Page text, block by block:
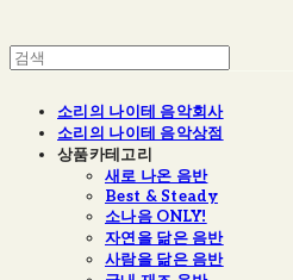
소리의 나이테 음악회사
소리의 나이테 음악상점
상품카테고리
새로 나온 음반
Best & Steady
소나음 ONLY!
자연을 닮은 음반
사람을 닮은 음반